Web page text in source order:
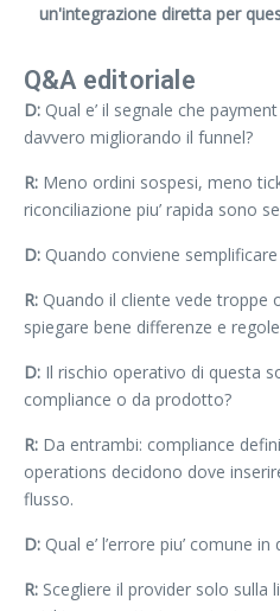
un'integrazione diretta per
Q&A editoriale
D: Qual e’ il segnale che
davvero migliorando il funnel?
R: Meno ordini sospesi, meno
riconciliazione piu’ rapida sono
D: Quando conviene
R: Quando il cliente vede troppe
spiegare bene differenze e
D: Il rischio operativo di questa
compliance o da prodotto?
R: Da entrambi: compliance
operations decidono dove
flusso.
D: Qual e’ l’errore piu’ comune
R: Scegliere il provider solo